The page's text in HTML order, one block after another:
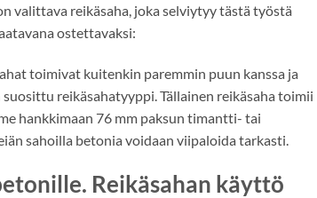
valittava reikäsaha, joka selviytyy tästä työstä
ostettavaksi:
toimivat kuitenkin paremmin puun kanssa ja
reikäsahatyyppi. Tällainen reikäsaha toimii
hankkimaan 76 mm paksun timantti- tai
sahoilla betonia voidaan viipaloida tarkasti.
Reikäsahan käyttö